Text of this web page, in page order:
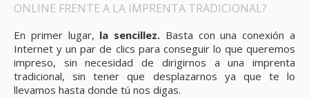
ONLINE FRENTE A LA IMPRENTA TRADICIONAL?
En primer lugar, la sencillez. Basta con una conexión a
Internet y un par de clics para conseguir lo que queremos
impreso, sin necesidad de dirigirnos a una imprenta
tradicional, sin tener que desplazarnos ya que te lo
llevamos hasta donde tú nos digas.